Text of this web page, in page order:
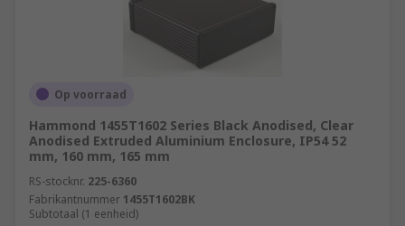
Op voorraad
Hammond 1455T1602 Series Black Anodised, Clear
Anodised Extruded Aluminium Enclosure, IP54 52
mm, 160 mm, 165 mm
RS-stocknr. 225-6360
Fabrikantnummer 1455T1602BK
Subtotaal (1 eenheid)